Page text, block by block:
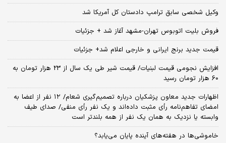
وکیل شخصی سابق ترامپ دادستان کل آمریکا شد
فروش بلیت اتوبوس تهران-مشهد آغاز شد + جزئیات
قیمت جدید برنج ایرانی و خارجی اعلام شد+ جزئیات
افزایش نجومی قیمت لبنیات/ قیمت شیر طی یک سال از 23 هزار تومان به
60 هزار تومان رسید
اظهارات جدید معاون پزشکیان درباره تصمیم‌گیری شعام/ ۱۲ نفر از اعضا به
امضای تفاهم‌نامه رأی مثبت داده‌اند و یک نفر رأی منفی/ صدای طیف
وابسته یا نزدیک به همان یک نفر از همه بلندتر است
خاموشی‌ها در هفته‌های آینده پایان می‌یابد؟